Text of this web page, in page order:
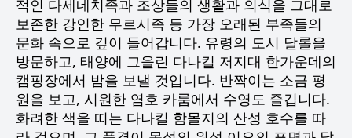
적인 다세네치족과 조상들의 생활과 의식을 그대로
보존한 강인한 무르시족 등 가장 오래된 부족들의
문화 속으로 깊이 들어갑니다. 유령의 도시 달롤을
방문하고, 태양에 그을린 다나킬 저지대 한가운데의
캠핑장에서 밤을 보낼 것입니다. 반짝이는 소금 평
원을 보고, 시원한 염호 카룸에서 수영도 즐깁니다.
화려한 색을 띠는 다나킬 함몰지의 산성 호수를 따